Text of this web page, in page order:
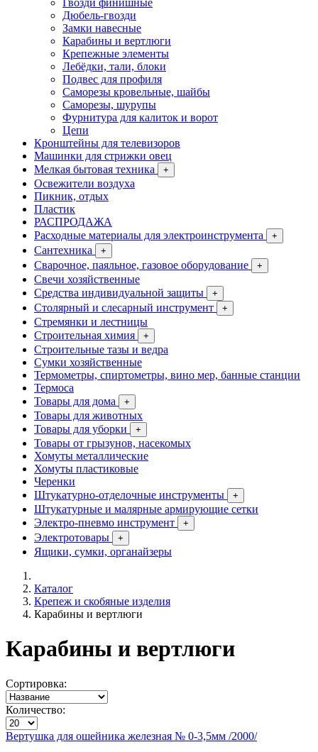
Гвозди финишные
Дюбель-гвозди
Замки навесные
Карабины и вертлюги
Крепежные элементы
Лебёдки, тали, блоки
Подвес для профиля
Саморезы кровельные, шайбы
Саморезы, шурупы
Фурнитура для калиток и ворот
Цепи
Кронштейны для телевизоров
Машинки для стрижки овец
Мелкая бытовая техника
+
Освежители воздуха
Пикник, отдых
Пластик
РАСПРОДАЖА
Расходные материалы для электроинструмента
+
Сантехника +
Сварочное, паяльное, газовое оборудование +
Свечи хозяйственные
Средства индивидуальной защиты
+
Столярный и слесарный инструмент +
Стремянки и лестницы
Строительная химия
+
Строительные тазы и ведра
Сумки хозяйственные
Термометры, спиртометры, вино мер, банные станции
Термоса
Товары для дома
+
Товары для животных
Товары для уборки
+
Товары от грызунов, насекомых
Хомуты металлические
Хомуты пластиковые
Черенки
Штукатурно-отделочные инструменты
+
Штукатурные и малярные армирующие сетки
Электро-пневмо инструмент
+
Электротовары +
Ящики, сумки, органайзеры
Каталог
Крепеж и скобяные изделия
Карабины и вертлюги
Карабины и вертлюги
Сортировка:
Количество:
Вертушка для ошейника железная № 0-3,5мм /2000/